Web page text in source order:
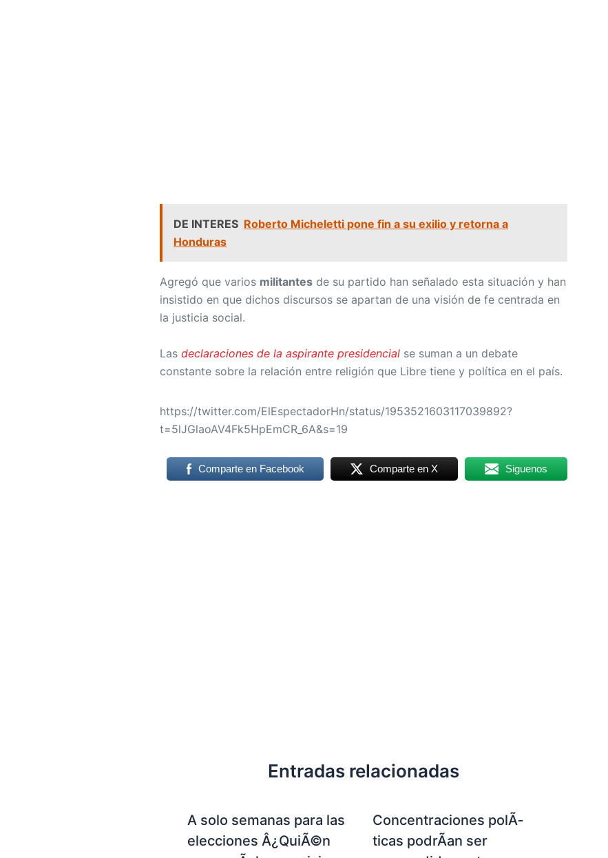
DE INTERES Roberto Micheletti pone fin a su exilio y retorna a
Honduras
Agregó que varios militantes de su partido han señalado esta situación y han
insistido en que dichos discursos se apartan de una visión de fe centrada en
la justicia social.
Las declaraciones de la aspirante presidencial se suman a un debate
constante sobre la relación entre religión que Libre tiene y política en el país.
https://twitter.com/ElEspectadorHn/status/1953521603117039892?
t=5lJGlaoAV4Fk5HpEmCR_6A&s=19
Comparte en Facebook Comparte en X Siguenos
Entradas relacionadas
A solo semanas para las
elecciones Â¿QuiÃ©n
Concentraciones polÃ­
ticas podrÃ­an ser